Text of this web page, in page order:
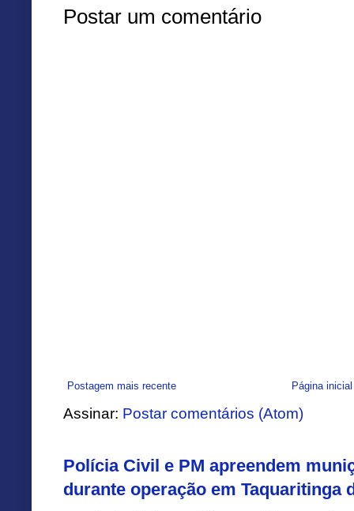
Postar um comentário
Postagem mais recente Página inicial
Assinar: Postar comentários (Atom)
Polícia Civil e PM apreendem
durante operação em Taquaritinga